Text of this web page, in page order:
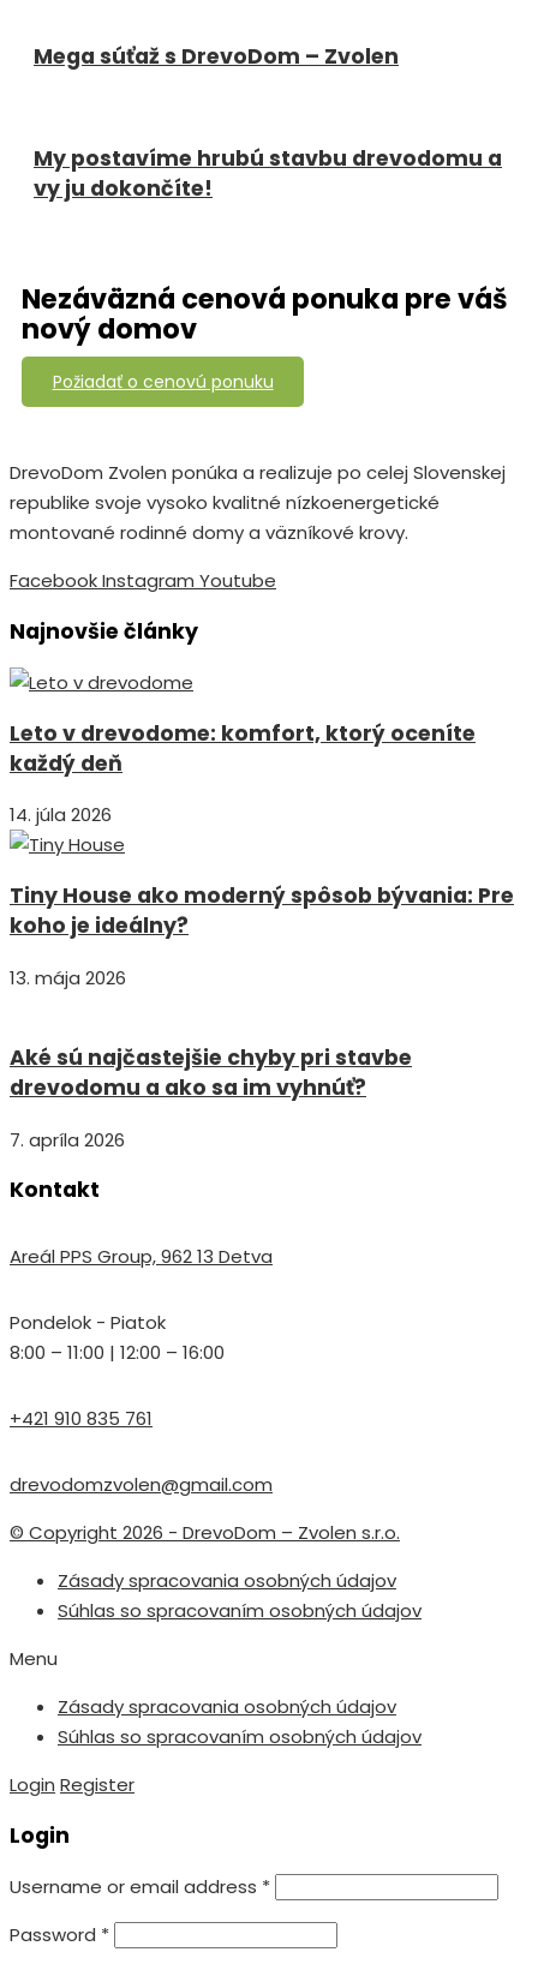
Mega súťaž s DrevoDom – Zvolen
My postavíme hrubú stavbu drevodomu a
vy ju dokončíte!
Nezáväzná cenová ponuka pre váš
nový domov
Požiadať o cenovú ponuku
DrevoDom Zvolen ponúka a realizuje po celej Slovenskej
republike svoje vysoko kvalitné nízkoenergetické
montované rodinné domy a väzníkové krovy.
FacebookInstagram Youtube
Najnovšie články
Leto v drevodome: komfort, ktorý oceníte
každý deň
14. júla 2026
Tiny House ako moderný spôsob bývania: Pre
koho je ideálny?
13. mája 2026
Aké sú najčastejšie chyby pri stavbe
drevodomu a ako sa im vyhnúť?
7. apríla 2026
Kontakt
Areál PPS Group, 962 13 Detva
Pondelok - Piatok
8:00 – 11:00 | 12:00 – 16:00
+421 910 835 761
drevodomzvolen@gmail.com
© Copyright 2026 - DrevoDom – Zvolen s.r.o.
Zásady spracovania osobných údajov
Súhlas so spracovaním osobných údajov
Menu
Zásady spracovania osobných údajov
Súhlas so spracovaním osobných údajov
Login Register
Login
Username or email address *
Password *